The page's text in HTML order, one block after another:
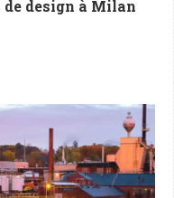
design à Milan